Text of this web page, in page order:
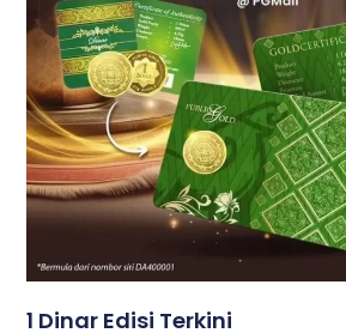
1 Dinar Edisi Terkini